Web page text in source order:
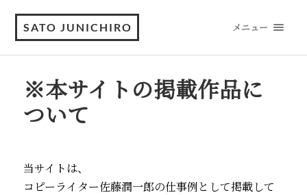
SATO JUNICHIRO メニュー
※本サイトの掲載作品に
ついて
当サイトは、
コピーライター佐藤潤一郎の仕事例として掲載して